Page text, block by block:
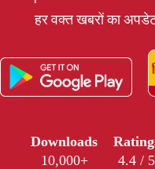
हर वक्त खबरों का
Downloads
10,000+
4.4 / 5